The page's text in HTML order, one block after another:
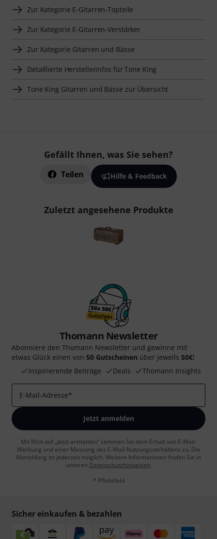
Zur Kategorie E-Gitarren-Topteile
Zur Kategorie E-Gitarren-Verstärker
Zur Kategorie Gitarren und Bässe
Detaillierte Herstellerinfos für Tone King
Tone King Gitarren und Bässe zur Übersicht
Gefällt Ihnen, was Sie sehen?
Teilen Hilfe & Feedback
Zuletzt angesehene Produkte
Thomann Newsletter
Abonniere den Thomann Newsletter und gewinne mit
etwas Glück einen von 50 Gutscheinen über jeweils 50€!
Inspirierende Beiträge
Deals Thomann Insights
E-Mail-Adresse*
Jetzt anmelden
Mit Klick auf „Jetzt anmelden“ stimmen Sie dem Erhalt von E-Mail-
Werbung und einer Messung des E-Mail-Nutzungsverhaltens zu. Die
Abmeldung ist jederzeit möglich. Weitere Informationen finden Sie in
unseren Datenschutzhinweisen.
* Pflichtfeld
Sicher einkaufen & bezahlen